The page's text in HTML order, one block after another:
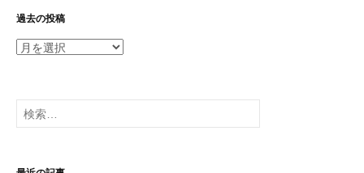
過去の投稿
過
投
稿
検
索: